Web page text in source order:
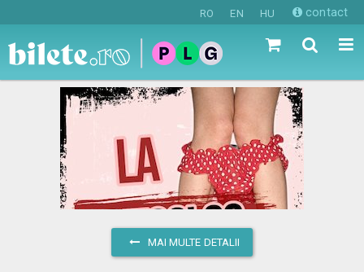
RO EN HU contact
MAI MULTE DETALII